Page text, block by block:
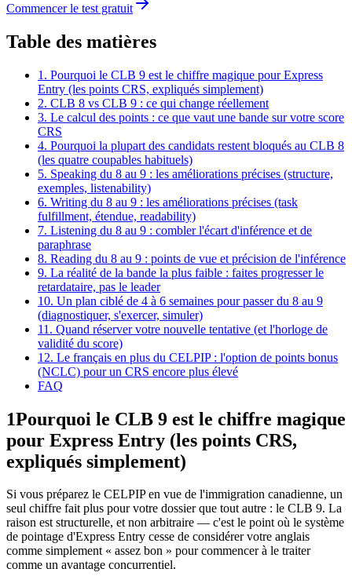
Commencer le test gratuit
Table des matières
1. Pourquoi le CLB 9 est le chiffre magique pour Express
Entry (les points CRS, expliqués simplement)
2. CLB 8 vs CLB 9 : ce qui change réellement
3. Le calcul des points : ce que vaut une bande sur votre score
CRS
4. Pourquoi la plupart des candidats restent bloqués au CLB 8
(les quatre coupables habituels)
5. Speaking du 8 au 9 : les améliorations précises (structure,
exemples, listenability)
6. Writing du 8 au 9 : les améliorations précises (task
fulfillment, étendue, readability)
7. Listening du 8 au 9 : combler l'écart d'inférence et de
paraphrase
8. Reading du 8 au 9 : points de vue et précision de l'inférence
9. La réalité de la bande la plus faible : faites progresser le
retardataire, pas le leader
10. Un plan ciblé de 4 à 6 semaines pour passer du 8 au 9
(diagnostiquer, s'exercer, simuler)
11. Quand réserver votre nouvelle tentative (et l'horloge de
validité du score)
12. Le français en plus du CELPIP : l'option de points bonus
(NCLC) pour un CRS encore plus élevé
FAQ
1Pourquoi le CLB 9 est le chiffre magique
pour Express Entry (les points CRS,
expliqués simplement)
Si vous préparez le CELPIP en vue de l'immigration canadienne, un
seul chiffre fait plus pour votre dossier que tout autre : le CLB 9. La
raison est structurelle, et non arbitraire — c'est le point où le système
de pointage d'Express Entry cesse de considérer votre anglais
comme simplement « assez bon » pour commencer à le traiter
comme un avantage concurrentiel.